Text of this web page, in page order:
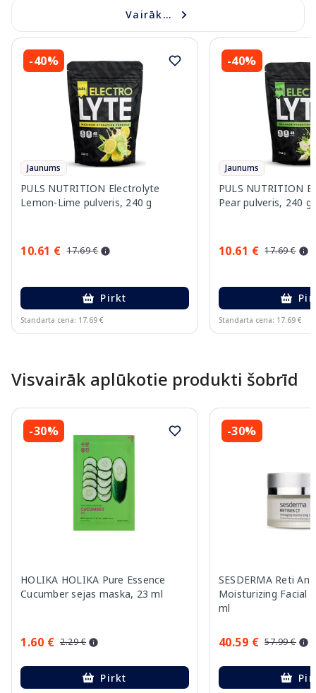
Vairāk...
-40%
Jaunums
PULS NUTRITION Electrolyte
Lemon-Lime pulveris, 240 g
10.61 € 17.69 €
Pirkt
Standarta cena: 17.69 €
-40%
Jaunums
PULS NUTRITION
Pear pulveris, 240 g
10.61 € 17.69 €
Standarta cena: 17.69 €
Visvairāk aplūkotie produkti šobrīd
-30%
HOLIKA HOLIKA Pure Essence
Cucumber sejas maska, 23 ml
1.60 € 2.29 €
Pirkt
-30%
SESDERMA Reti
Moisturizing Facial
ml
40.59 € 57.99 €